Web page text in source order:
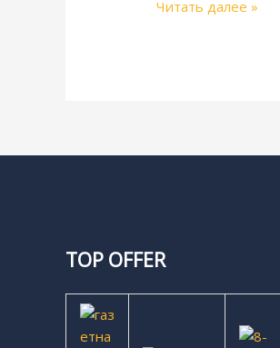
Читать далее »
TOP OFFER